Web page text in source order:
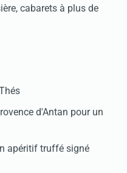
cabarets à plus de
d'Antan pour un
apéritif truffé signé